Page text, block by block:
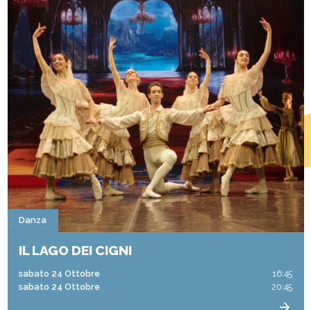
Danza
IL LAGO DEI CIGNI
sabato 24 Ottobre
16:45
sabato 24 Ottobre
20:45